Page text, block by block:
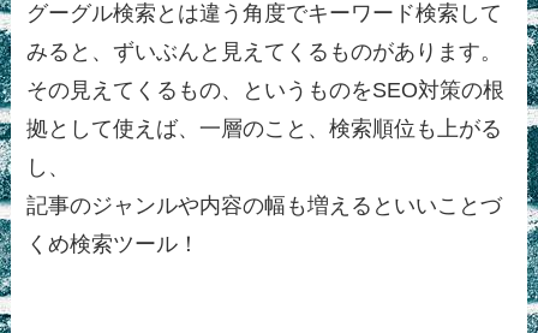
グーグル検索とは違う角度でキーワード検索して
みると、ずいぶんと見えてくるものがあります。
その見えてくるもの、というものをSEO対策の根
拠として使えば、一層のこと、検索順位も上がる
し、
記事のジャンルや内容の幅も増えるといいことづ
くめ検索ツール！